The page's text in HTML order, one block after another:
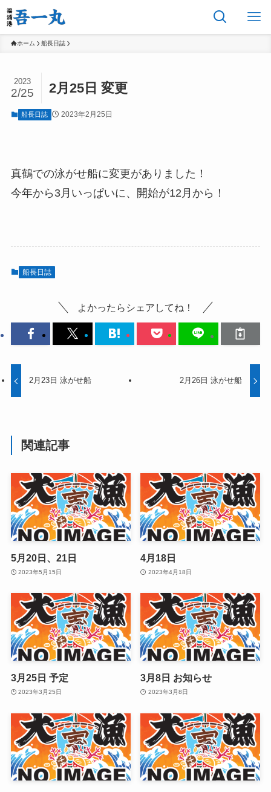
ホーム 船長日誌
2月25日 変更
2023
2/25
船長日誌 2023年2月25日
真鶴での泳がせ船に変更がありました！
今年から3月いっぱいに、開始が12月から！
船長日誌
よかったらシェアしてね！
2月23日 泳がせ船 2月26日 泳がせ船
関連記事
5月20日、21日
2023年5月15日
4月18日
2023年4月18日
3月25日 予定
2023年3月25日
3月8日 お知らせ
2023年3月8日